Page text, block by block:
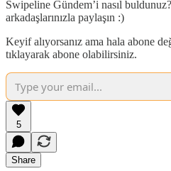
Swipeline Gündem’i nasıl
arkadaşlarınızla paylaşın :)
Keyif alıyorsanız ama hala abone
tıklayarak abone olabilirsiniz.
5
Share